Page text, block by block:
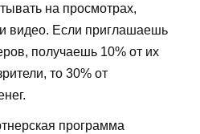
на просмотрах,
видео. Если приглашаешь
получаешь 10% от их
то 30% от
программа